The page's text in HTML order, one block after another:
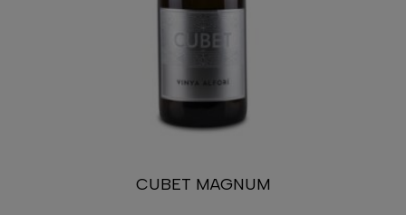
CUBET MAGNUM